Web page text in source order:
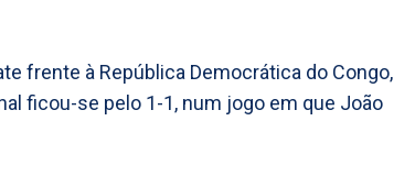
frente à República Democrática do Congo,
ficou-se pelo 1-1, num jogo em que João